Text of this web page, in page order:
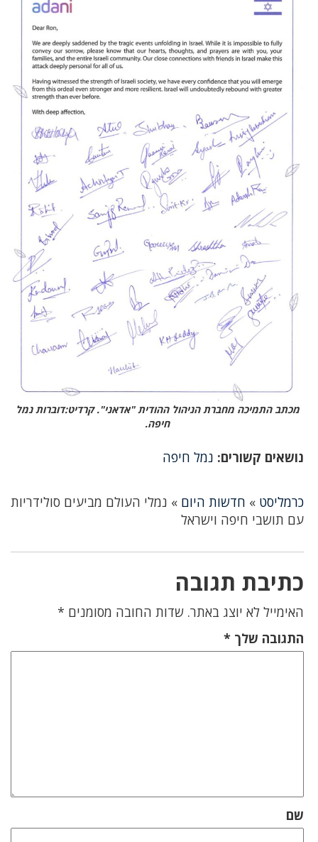
מכתב התמיכה מחברת הניהול ההודית "אדאני". קרדיט:דוברות נמל
חיפה.
נושאים קשורים: נמל חיפה
כרמליסט » חדשות היום » נמלי העולם מביעים סולידריות
עם תושבי חיפה וישראל
כתיבת תגובה
האימייל לא יוצג באתר. שדות החובה מסומנים *
התגובה שלך *
שם